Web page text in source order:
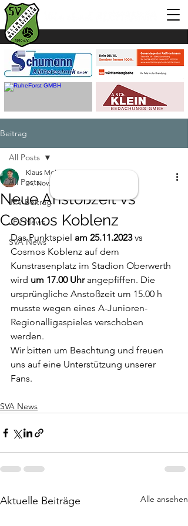
Beitrag
All Posts
JFV Beitrag
JFV News
SVA News
All Posts
Neue Anstoßzeit vs
Cosmos Koblenz
Klaus Mohr
24. Nov. 2023
Das Punktspiel am 25.11.2023 vs
Cosmos Koblenz auf dem
Kunstrasenplatz im Stadion Oberwerth
wird um 17.00 Uhr angepfiffen. Die
ursprüngliche Anstoßzeit um 15.00 h
musste wegen eines A-Junioren-
Regionalligaspieles verschoben
werden.
Wir bitten um Beachtung und freuen
uns auf eine Unterstützung unserer
Fans.
SVA News
Aktuelle Beiträge Alle ansehen